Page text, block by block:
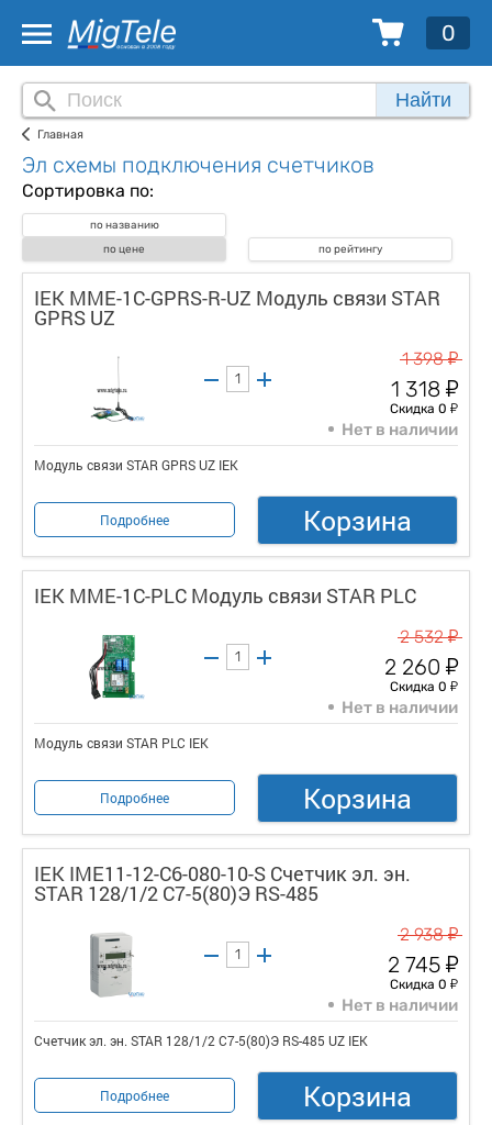
0
Найти
Главная
Эл схемы подключения счетчиков
Сортировка по:
по названию
по цене
по рейтингу
IEK MME-1C-GPRS-R-UZ Модуль связи STAR
GPRS UZ
1 398у
1 318 у
Скидка 0 у
Нет в наличии
Модуль связи STAR GPRS UZ IEK
Подробнее Корзина
IEK MME-1C-PLC Модуль связи STAR PLC
2 532у
2 260 у
Скидка 0 у
Нет в наличии
Модуль связи STAR PLC IEK
Подробнее Корзина
IEK IME11-12-C6-080-10-S Счетчик эл. эн.
STAR 128/1/2 С7-5(80)Э RS-485
2 938у
2 745 у
Скидка 0 у
Нет в наличии
Счетчик эл. эн. STAR 128/1/2 С7-5(80)Э RS-485 UZ IEK
Подробнее Корзина